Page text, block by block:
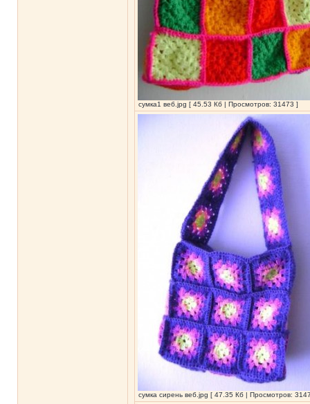
сумка1 веб.jpg [ 45.53 Кб | Просмотров: 31473 ]
сумка сирень веб.jpg [ 47.35 Кб | Просмотров: